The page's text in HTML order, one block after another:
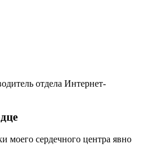
отдела Интернет-
моего сердечного центра явно